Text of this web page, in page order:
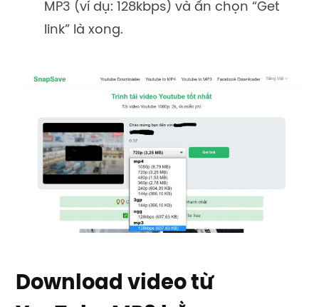
MP3 (ví dụ: 128kbps) và ấn chọn “Get
link” là xong.
Download video từ